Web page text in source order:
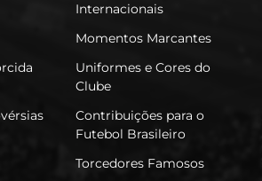
Internacionais
Momentos Marcantes
Uniformes e Cores do
Clube
Contribuições para o
Futebol Brasileiro
Torcedores Famosos